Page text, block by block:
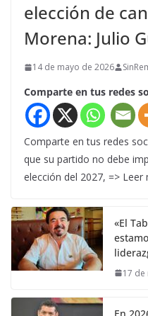
elección de
Morena: Julio
14 de mayo de 2026
Comparte en tus redes
Comparte en tus redes
que su partido no debe
elección del 2027, => Leer
«El
17 de